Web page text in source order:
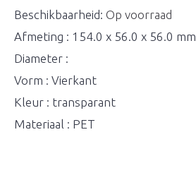
Beschikbaarheid: Op voorraad
Afmeting : 154.0 x 56.0 x 56.0 mm
Diameter :
Vorm : Vierkant
Kleur : transparant
Materiaal : PET